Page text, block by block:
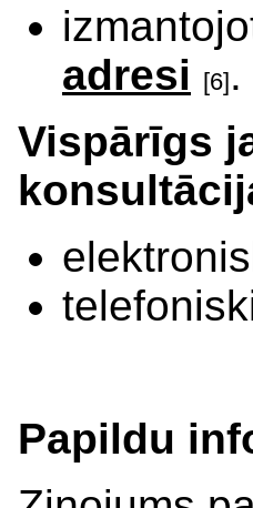
adresi [6].
Vispārīgs
Papildu